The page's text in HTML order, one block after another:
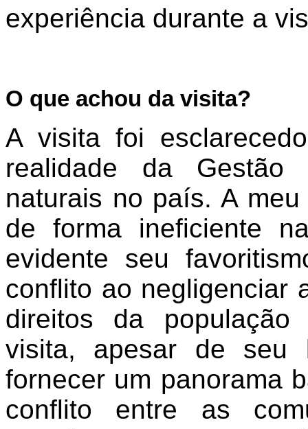
experiência durante a
O que achou da visita?
A visita foi
realidade da Gestão
naturais no país. A
de forma ineficiente
evidente seu
conflito ao negligenciar
direitos da
visita, apesar de seu
fornecer um panorama
conflito entre as